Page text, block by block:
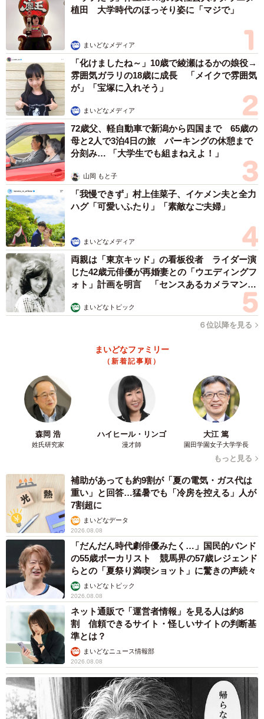
植田 大学時代のほっそり姿に「マジで」
まいどなメディア
「化けましたね～」10歳で綾瀬はるかの娘役→
雰囲気ガラリの18歳に成長 「メイクで雰囲気
が」「宝塚に入れそう」
まいどなメディア
72歳父、軽自動車で新潟から四国まで 65歳の
母と2人で3泊4日の旅 パーキングの休憩まで
分刻み… 「大学生でも組まねえよ！」
山岡 もと子
「我慢できず」村上佳菜子、イケメン夫と全力
ハグ「可愛いふたり」「素敵なご夫婦」
まいどなメディア
両親は「東京キッド」の看板役者 ライダー演
じた42歳元俳優が再婚妻との「ウエディングフ
ォト」計画を明言 「センスあるカメラマン求
まいどなトピック
６位以降を見る
まいどなファミリー
（新着記事順）
森岡 浩
姓氏研究家
ハイヒール・リンゴ
漫才師
大江 篤
園田学園女子大学学長
もっと見る
補助があっても約9割が「夏の電気・ガス代は
重い」と回答…猛暑でも「冷房を控える」人が
7割超に
まいどなデータ
2026.08.08
「だんだん時代劇俳優みたく…」国民的バンド
の55歳ボーカリスト 競馬界の57歳レジェンド
らとの「夏祭り満喫ショット」に驚きの声続々
まいどなトピック
2026.08.08
ネット通販で「運営者情報」を見る人は約8
割 信頼できるサイト・怪しいサイトの判断基
準とは？
まいどなニュース情報部
2026.08.08